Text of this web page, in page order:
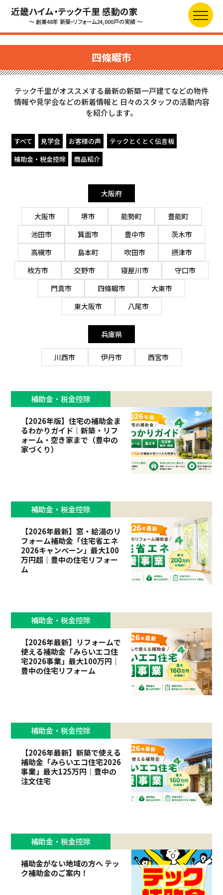
近畿ハイム・テック千里 感動の家
～ 創業48年 新築・リフォーム24,000戸の実績 ～
四條畷市
テック千里がオススメする最新の新築一戸建てなどの物件
情報や見学会などの新着情報と 日々のスタッフの活動内容
を紹介します。
すべて 見学会 お客様の声
テックとくとく伝言板
補助金・税金控除
商品紹介
大阪府
大阪市 堺市 能勢町
豊能町
池田市
箕面市 豊中市
茨木市
高槻市
島本町 吹田市
摂津市
枚方市
交野市 寝屋川市
守口市
門真市
四條畷市
大東市
東大阪市
八尾市
兵庫県
川西市 伊丹市 西宮市
補助金・税金控除
【2026年版】住宅の補助金ま
るわかりガイド｜新築・リフ
ォーム・空き家まで（豊中の
家づくり）
補助金・税金控除
【2026年最新】窓・給湯のリ
フォーム補助金「住宅省エネ
2026キャンペーン」最大100
万円超｜豊中の住宅リフォー
ム
補助金・税金控除
【2026年最新】リフォームで
使える補助金「みらいエコ住
宅2026事業」最大100万円｜
豊中の住宅リフォーム
補助金・税金控除
【2026年最新】新築で使える
補助金「みらいエコ住宅2026
事業」最大125万円｜豊中の
注文住宅
補助金・税金控除
補助金がない地域の方へ テッ
ク補助金のご案内！